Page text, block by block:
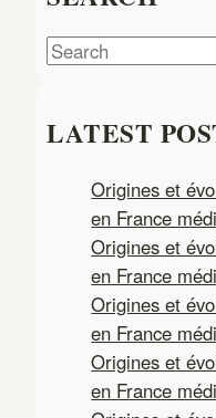
S
r
LATEST
Origines et
en France
Origines et
en France
Origines et
en France
Origines et
en France